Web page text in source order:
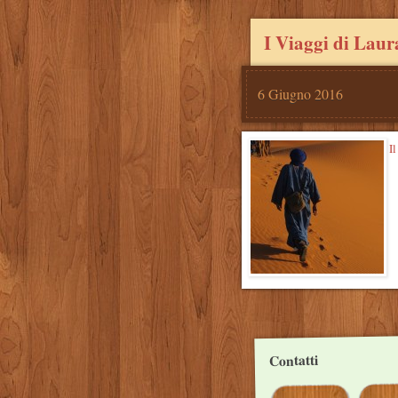
I Viaggi di
6 Giugno 2016
Il
Post
navigation
Contatti